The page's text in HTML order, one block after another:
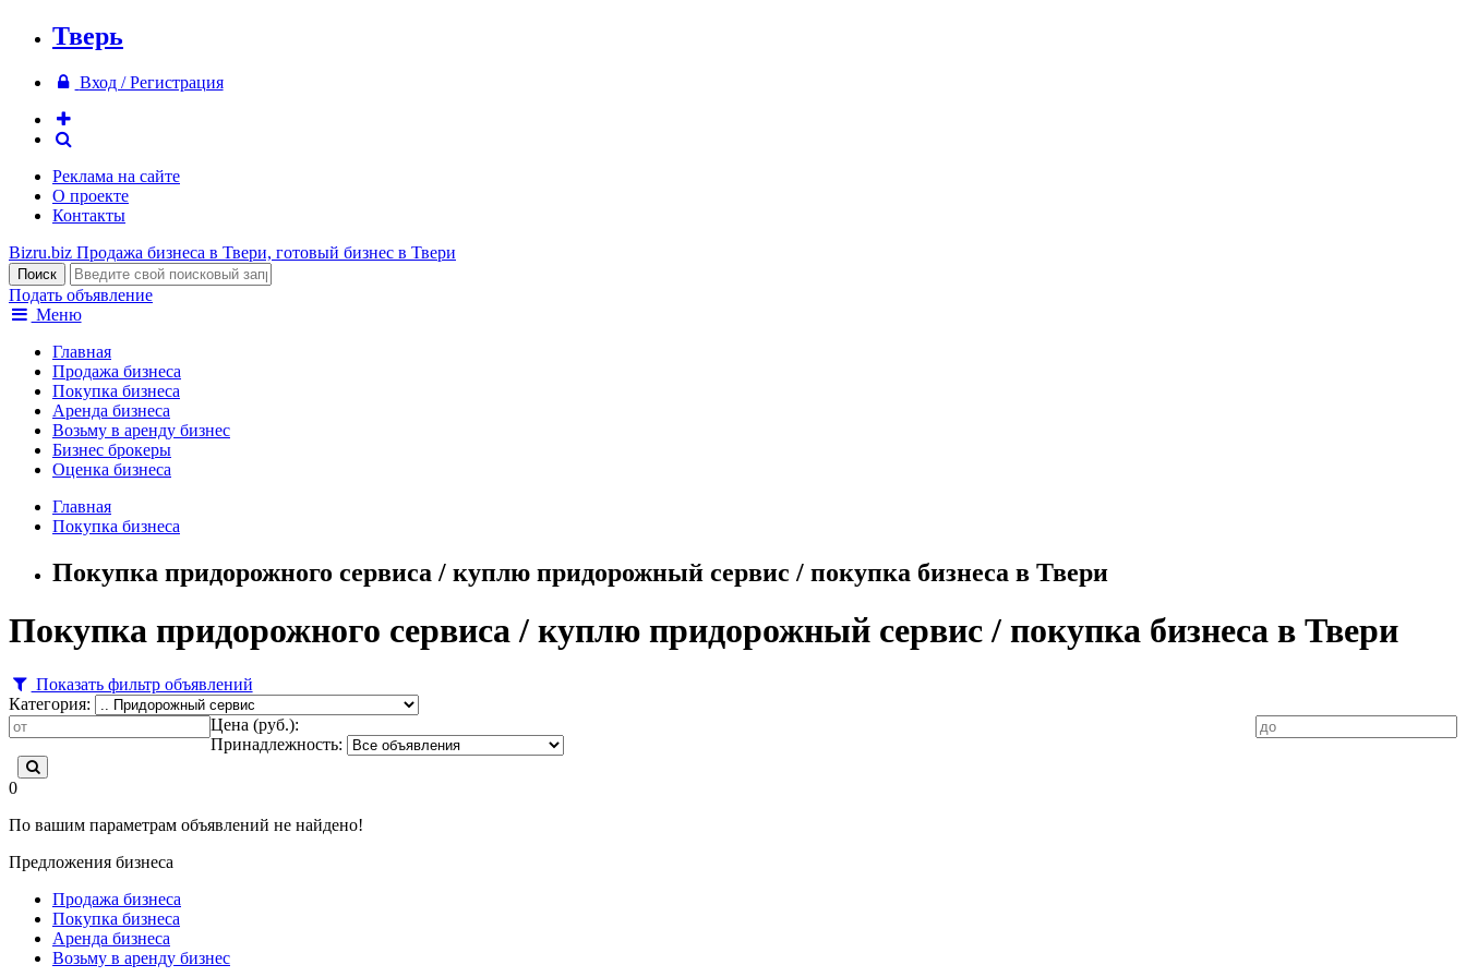
Тверь
Вход / Регистрация
Реклама на сайте
О проекте
Контакты
Bizru.biz Продажа бизнеса в Твери, готовый бизнес в Твери
Подать объявление
Меню
Главная
Продажа бизнеса
Покупка бизнеса
Аренда бизнеса
Возьму в аренду бизнес
Бизнес брокеры
Оценка бизнеса
Главная
Покупка бизнеса
Покупка придорожного сервиса / куплю придорожный сервис / покупка бизнеса в Твери
Покупка придорожного сервиса / куплю придорожный сервис / покупка бизнеса в Твери
Показать фильтр объявлений
Категория:
Цена (руб.):
Принадлежность:
0
По вашим параметрам объявлений не найдено!
Предложения бизнеса
Продажа бизнеса
Покупка бизнеса
Аренда бизнеса
Возьму в аренду бизнес